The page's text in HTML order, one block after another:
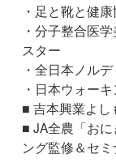
・足と靴と健
・分子整合医
スター
・全日本ノル
・日本ウォー
■ 吉本興業よし
■ JA全農「お
ング監修＆セ